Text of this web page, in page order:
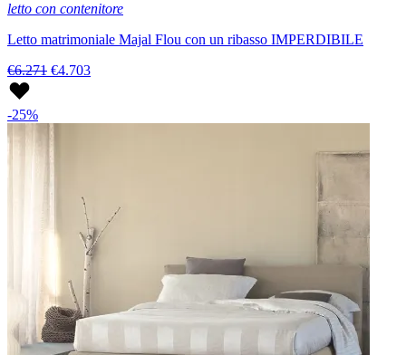
letto con contenitore
Letto matrimoniale Majal Flou con un ribasso IMPERDIBILE
€6.271 €4.703
-25%